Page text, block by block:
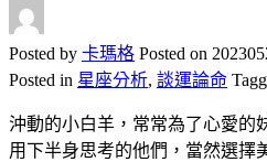
Posted by 卡瑪格 Posted on
Posted in 星座分析, 談運論命
沖動的小白羊，常常為了心愛的
用下半身思考的他們，當然選擇